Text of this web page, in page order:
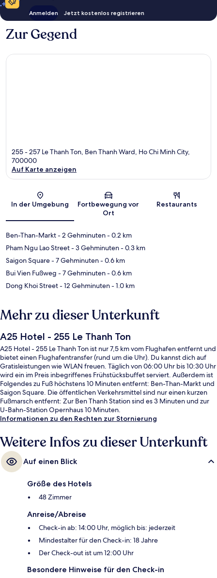
Anmelden Jetzt kostenlos registrieren
Zur Gegend
255 - 257 Le Thanh Ton, Ben Thanh Ward, Ho Chi Minh City,
700000
Auf Karte anzeigen
In der Umgebung
Fortbewegung vor
Ort
Restaurants
Ben-Than-Markt- 2 Gehminuten- 0.2 km
Pham Ngu Lao Street- 3 Gehminuten- 0.3 km
Saigon Square- 7 Gehminuten- 0.6 km
Bui Vien Fußweg - 7 Gehminuten- 0.6 km
Dong Khoi Street- 12 Gehminuten- 1.0 km
Mehr zu dieser Unterkunft
A25 Hotel - 255 Le Thanh Ton
A25 Hotel - 255 Le Thanh Ton ist nur 7,5 km vom Flughafen entfernt und
bietet einen Flughafentransfer (rund um die Uhr). Du kannst dich auf
Gratisleistungen wie WLAN freuen. Täglich von 06:00 Uhr bis 10:30 Uhr
wird ein im Preis inbegriffenes Frühstücksbuffet serviert. Außerdem ist
Folgendes zu Fuß höchstens 10 Minuten entfernt: Ben-Than-Markt und
Saigon Square. Die öffentlichen Verkehrsmittel sind nur einen kurzen
Fußmarsch entfernt: Zur Ben Thanh Station sind es 3 Minuten und zur
U-Bahn-Station Opernhaus 10 Minuten.
Informationen zu den Rechten zur Stornierung
Weitere Infos zu dieser Unterkunft
Auf einen Blick
Größe des Hotels
48 Zimmer
Anreise/Abreise
Check-in ab: 14:00 Uhr, möglich bis: jederzeit
Mindestalter für den Check-in: 18 Jahre
Der Check-out ist um 12:00 Uhr
Besondere Hinweise für den Check-in